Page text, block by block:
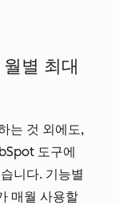
별 최대
는 것 외에도,
도구에
니다. 기능별
매월 사용할